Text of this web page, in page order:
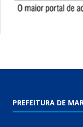
PREFEITURA DE